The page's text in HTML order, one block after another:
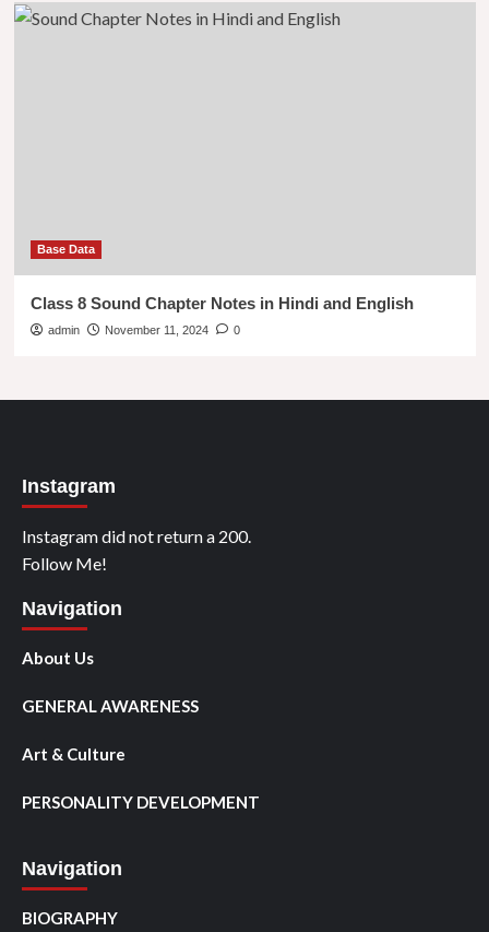
Base Data
Class 8 Sound Chapter Notes in Hindi and English
admin November 11, 2024 0
Instagram
Instagram did not return a 200.
Follow Me!
Navigation
About Us
GENERAL AWARENESS
Art & Culture
PERSONALITY DEVELOPMENT
Navigation
BIOGRAPHY